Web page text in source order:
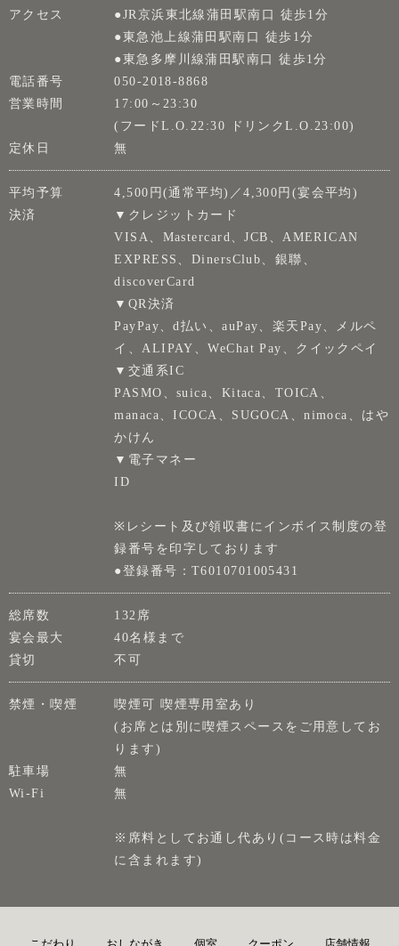
アクセス
●JR京浜東北線蒲田駅南口 徒歩1分
●東急池上線蒲田駅南口 徒歩1分
●東急多摩川線蒲田駅南口 徒歩1分
電話番号
050-2018-8868
営業時間
17:00～23:30
(フードL.O.22:30 ドリンクL.O.23:00)
定休日
無
平均予算
4,500円(通常平均)／4,300円(宴会平均)
決済
▼クレジットカード
VISA、Mastercard、JCB、AMERICAN
EXPRESS、DinersClub、銀聯、
discoverCard
▼QR決済
PayPay、d払い、auPay、楽天Pay、メルペ
イ、ALIPAY、WeChat Pay、クイックペイ
▼交通系IC
PASMO、suica、Kitaca、TOICA、
manaca、ICOCA、SUGOCA、nimoca、はや
かけん
▼電子マネー
ID
※レシート及び領収書にインボイス制度の登
録番号を印字しております
●登録番号：T6010701005431
総席数
132席
宴会最大
40名様まで
貸切
不可
禁煙・喫煙
喫煙可 喫煙専用室あり
(お席とは別に喫煙スペースをご用意してお
ります)
駐車場
無
Wi-Fi
無
※席料としてお通し代あり(コース時は料金
に含まれます)